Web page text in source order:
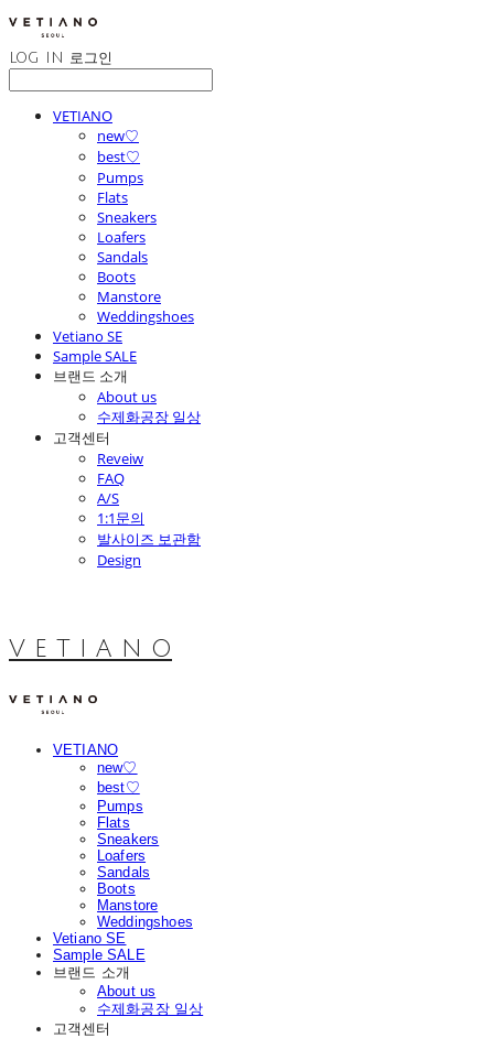
LOG IN 로그인
VETIANO
new♡
best♡
Pumps
Flats
Sneakers
Loafers
Sandals
Boots
Manstore
Weddingshoes
Vetiano SE
Sample SALE
브랜드 소개
About us
수제화공장 일상
고객센터
Reveiw
FAQ
A/S
1:1문의
발사이즈 보관함
Design
V E T I A N O
VETIANO
new♡
best♡
Pumps
Flats
Sneakers
Loafers
Sandals
Boots
Manstore
Weddingshoes
Vetiano SE
Sample SALE
브랜드 소개
About us
수제화공장 일상
고객센터